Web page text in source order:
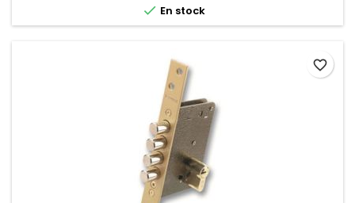
 En stock
favorite_border